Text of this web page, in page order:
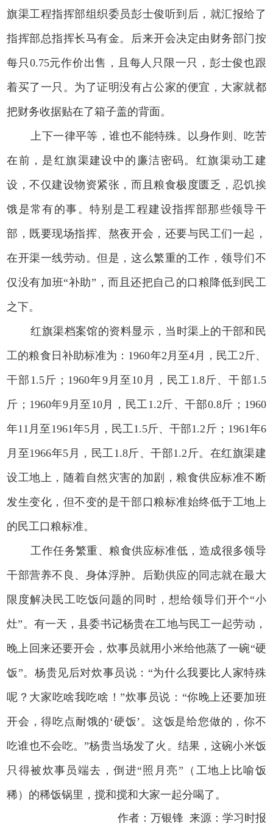
旗渠工程指挥部组织委员彭士俊听到后，就汇报给了
指挥部总指挥长马有金。后来开会决定由财务部门按
每只0.75元作价出售，且每人只限一只，彭士俊也跟
着买了一只。为了证明没有占公家的便宜，大家就都
把财务收据贴在了箱子盖的背面。
上下一律平等，谁也不能特殊。以身作则、吃苦
在前，是红旗渠建设中的廉洁密码。红旗渠动工建
设，不仅建设物资紧张，而且粮食极度匮乏，忍饥挨
饿是常有的事。特别是工程建设指挥部那些领导干
部，既要现场指挥、熬夜开会，还要与民工们一起，
在开渠一线劳动。但是，这么繁重的工作，领导们不
仅没有加班“补助”，而且还把自己的口粮降低到民工
之下。
红旗渠档案馆的资料显示，当时渠上的干部和民
工的粮食日补助标准为：1960年2月至4月，民工2斤、
干部1.5斤；1960年9月至10月，民工1.8斤、干部1.5
斤；1960年9月至10月，民工1.2斤、干部0.8斤；1960
年11月至1961年5月，民工1.5斤、干部1.2斤；1961年6
月至1966年5月，民工1.8斤、干部1.2斤。在红旗渠建
设工地上，随着自然灾害的加剧，粮食供应标准不断
发生变化，但不变的是干部口粮标准始终低于工地上
的民工口粮标准。
工作任务繁重、粮食供应标准低，造成很多领导
干部营养不良、身体浮肿。后勤供应的同志就在最大
限度解决民工吃饭问题的同时，想给领导们开个“小
灶”。有一天，县委书记杨贵在工地与民工一起劳动，
晚上回来还要开会，炊事员就用小米给他蒸了一碗“硬
饭”。杨贵见后对炊事员说：“为什么我要比人家特殊
呢？大家吃啥我吃啥！”炊事员说：“你晚上还要加班
开会，得吃点耐饿的‘硬饭’。这饭是给您做的，你不
吃谁也不会吃。”杨贵当场发了火。结果，这碗小米饭
只得被炊事员端去，倒进“照月亮”（工地上比喻饭
稀）的稀饭锅里，搅和搅和大家一起分喝了。
作者：万银锋 来源： 学习时报